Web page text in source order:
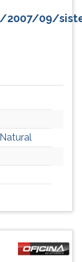
2007/09/